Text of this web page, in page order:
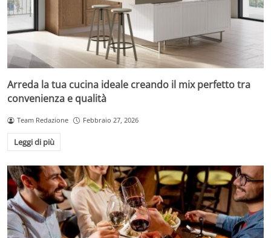
Arreda la tua cucina ideale creando il mix perfetto tra
convenienza e qualità
Team Redazione Febbraio 27, 2026
Leggi di più